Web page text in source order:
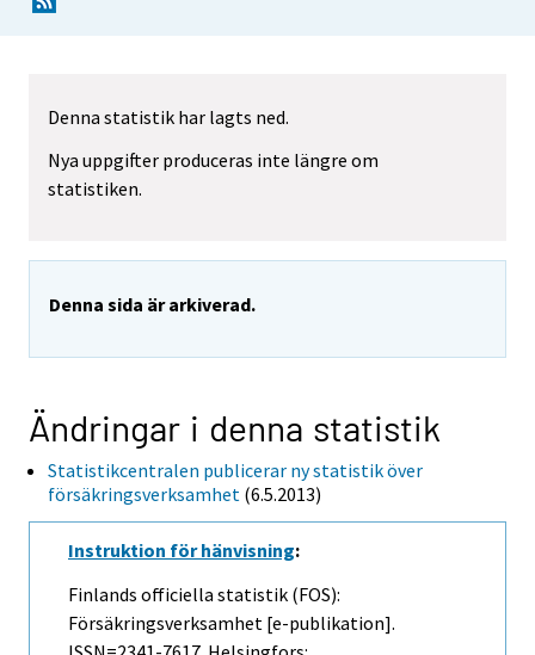
Denna statistik har lagts ned.
Nya uppgifter produceras inte längre om
statistiken.
Denna sida är arkiverad.
Ändringar i denna statistik
Statistikcentralen publicerar ny statistik över
försäkringsverksamhet (6.5.2013)
Instruktion för hänvisning:
Finlands officiella statistik (FOS):
Försäkringsverksamhet [e-publikation].